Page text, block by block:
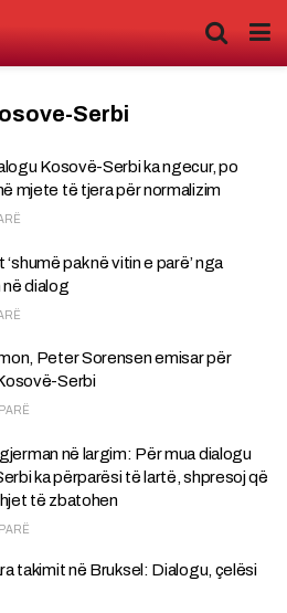
Serbi
Kosovë-Serbi ka ngecur, po
mjete të tjera për normalizim
‘shumë pak në vitin e parë’ nga
dialog
Peter Sorensen emisar për
Serbi
në largim: Për mua dialogu
ka përparësi të lartë, shpresoj që
të zbatohen
takimit në Bruksel: Dialogu, çelësi